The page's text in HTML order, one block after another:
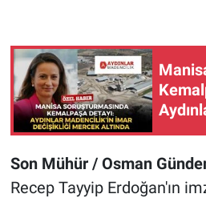
Son Mühür / Osman
Recep Tayyip Erdoğan'ın